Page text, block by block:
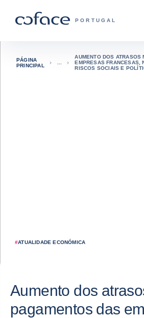
COFACE FOR
PORTUGAL
Voltar à página principal
#ATUALIDADE ECONÓMICA
PÁGINA
PRINCIPAL
AUMENTO DOS ATRASOS
EMPRESAS FRANCESAS,
RISCOS SOCIAIS E
Aumento dos
pagamentos das